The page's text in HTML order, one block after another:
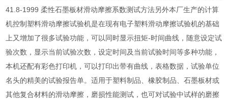
41.8-1999 柔性石墨板材滑动摩擦系数测试方法另外本厂生产的计算
机控制塑料滑动摩擦试验机是在现有电子塑料滑动摩擦试验机的基础
上又增加了很多试验功能，可以同时显示扭矩-时间曲线，随意设定试
验次数，显示当前试验次数，设定时间及当前试验时间等多种功能，
本机还配有彩色打印机，可以打印出带有曲线，表格数据，试验单位
名头的精美的试验报告单。适用于塑料制品、橡胶制品、石墨板材或
其他复合材料的滑动摩擦，磨损性能测试，也可对试验中试样的磨擦